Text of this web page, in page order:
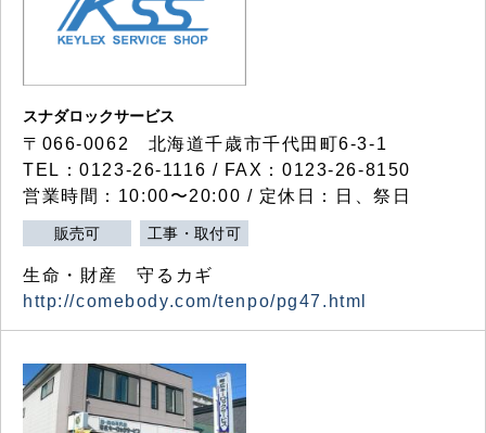
スナダロックサービス
〒066-0062 北海道千歳市千代田町6-3-1
TEL：0123-26-1116 / FAX：0123-26-8150
営業時間：10:00〜20:00 / 定休日：日、祭日
販売可 工事・取付可
生命・財産 守るカギ
http://comebody.com/tenpo/pg47.html